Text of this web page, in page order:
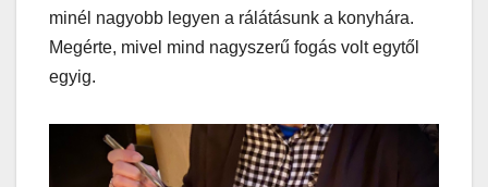
minél nagyobb legyen a rálátásunk a konyhára.
Megérte, mivel mind nagyszerű fogás volt egytől
egyig.